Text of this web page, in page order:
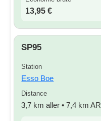
13,95 €
SP95
Station
Esso Boe
Distance
3,7 km aller • 7,4 km AR